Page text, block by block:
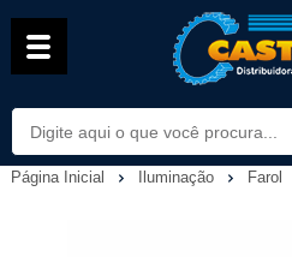
Página Inicial Iluminação Farol